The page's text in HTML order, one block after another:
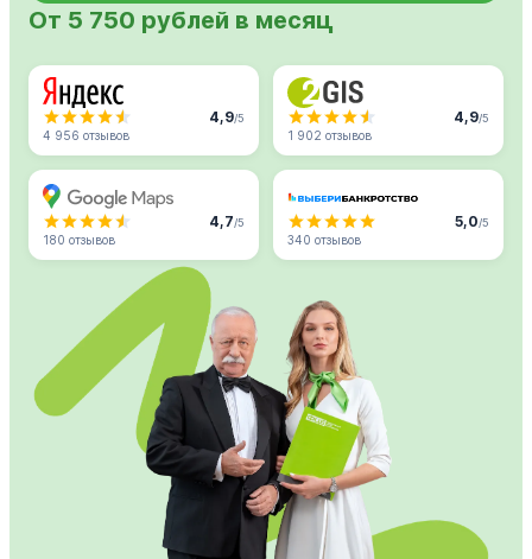
От 5 750 рублей в месяц
4,9/5
4 956 отзывов
4,9/5
1 902 отзывов
4,7/5
180 отзывов
5,0/5
340 отзывов